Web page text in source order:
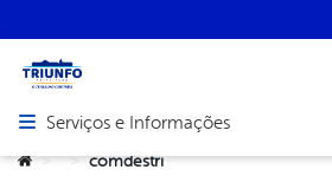
Abrir menu principal de navegação
Serviços e Informações
Você está aqui:
> > comdestri